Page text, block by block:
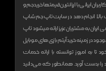
ایرانی با ارزانترین قیمتها خرید جم و
انجام دهد در سایت تاپ جم شاپ
به مشتریان عزیز ارائه میشودتاپ
در زمینه خرید آیتم بازی های موبایل
تا به امروز توانسته با ارائه خدمات
را بدست آورد. همانطور که می‌دانید